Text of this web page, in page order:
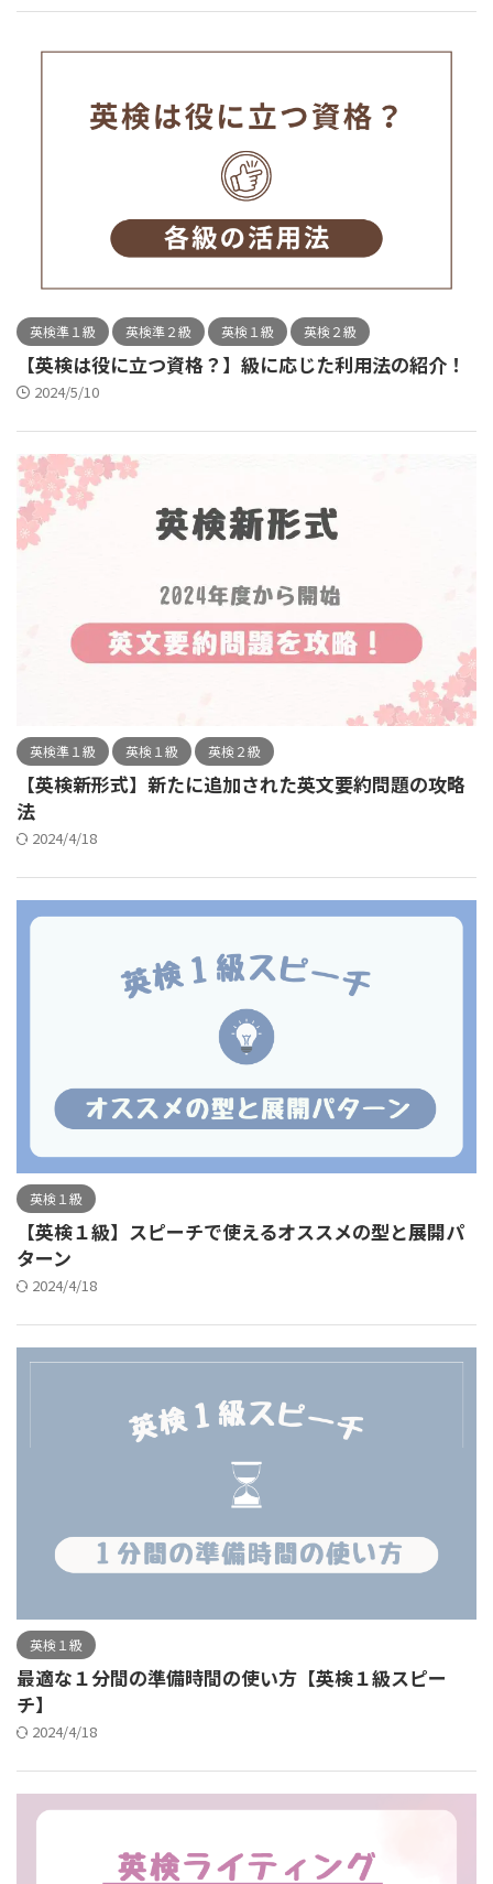
英検準１級 英検準２級 英検１級 英検２級
【英検は役に立つ資格？】級に応じた利用法の紹介！
2024/5/10
英検準１級 英検１級 英検２級
【英検新形式】新たに追加された英文要約問題の攻略
法
2024/4/18
英検１級
【英検１級】スピーチで使えるオススメの型と展開パ
ターン
2024/4/18
英検１級
最適な１分間の準備時間の使い方【英検１級スピー
チ】
2024/4/18